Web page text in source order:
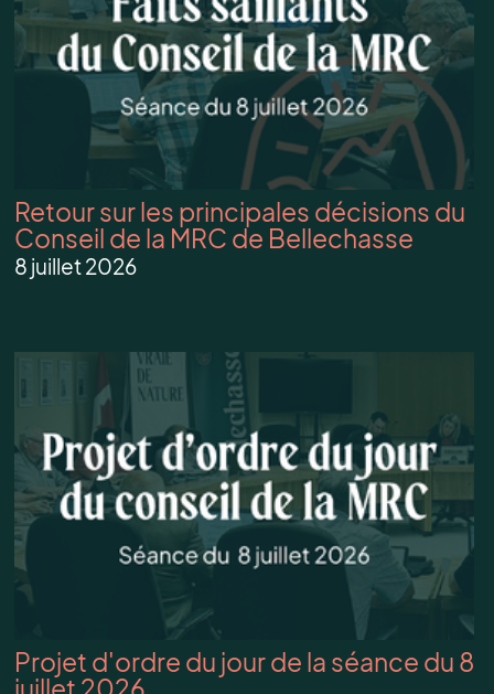
Retour sur les principales décisions du
Conseil de la MRC de Bellechasse
8 juillet 2026
Projet d'ordre du jour de la séance du 8
juillet 2026